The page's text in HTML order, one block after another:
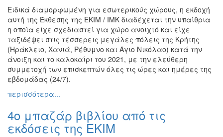
ΤΟΠΟΣ
ΜΑΣ
ΔΗΜΟΣ
ΠΟΛΙΤΙΣΜΟΣ
ΑΝΘΕΚΤΙΚΗ
ΠΟΛΗ
Ειδικά διαμορφωμένη για εσωτερικούς χώρους, η εκδοχή
αυτή της Έκθεσης της ΕΚΙΜ / ΙΜΚ διαδέχεται την υπαίθρια
η οποία είχε σχεδιαστεί για χώρο ανοιχτό και είχε
ταξιδέψει στις τέσσερεις μεγάλες πόλεις της Κρήτης
(Ηράκλειο, Χανιά, Ρέθυμνο και Άγιο Νικόλαο) κατά την
άνοιξη και το καλοκαίρι του 2021, με την ελεύθερη
συμμετοχή των επισκεπτών όλες τις ώρες και ημέρες της
εβδομάδας (24/7).
περισσότερα...
4ο μπαζάρ βιβλίου από τις
εκδόσεις της ΕΚΙΜ